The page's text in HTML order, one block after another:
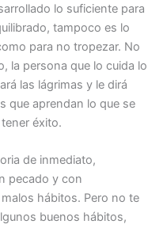
lo suficiente para
tampoco es lo
para no tropezar. No
la persona que lo cuida lo
las lágrimas y le dirá
que aprendan lo que se
éxito.
de inmediato,
pecado y con
hábitos. Pero no te
buenos hábitos,